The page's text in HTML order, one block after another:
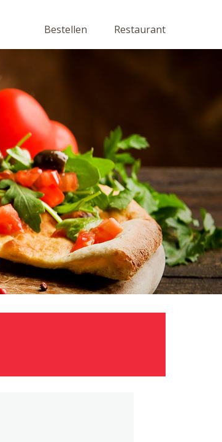
Bestellen Restaurant